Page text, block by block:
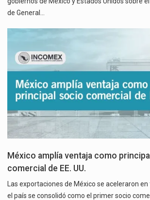
de General…
México amplía ventaja como
comercial de EE. UU.
Las exportaciones de México se aceleraron
el país se consolidó como el primer socio